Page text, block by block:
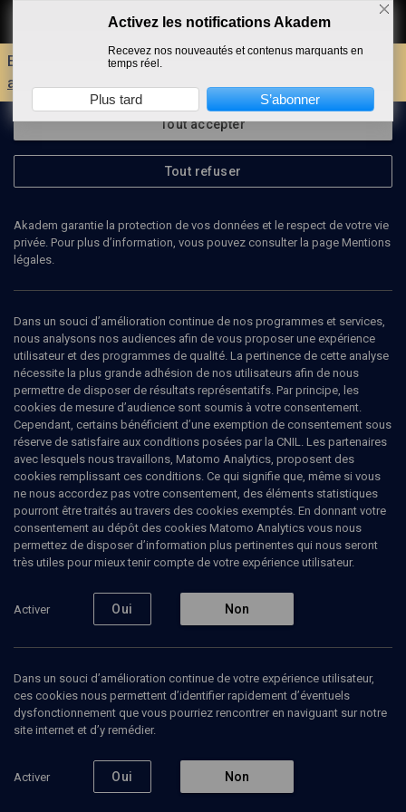
Faire un don
Envie d'encore plus d'AKADEM ?
Découvrez les
avantages d'un compte !
Ajouter Partager J’aime
Abonnez-vous à notre newsletter
Société La rédaction
Tout accepter
Tout refuser
Akadem garantie la protection de vos données et le respect de votre vie
privée. Pour plus d’information, vous pouvez consulter la page Mentions
légales.
Dans un souci d’amélioration continue de nos programmes et services,
nous analysons nos audiences afin de vous proposer une expérience
utilisateur et des programmes de qualité. La pertinence de cette analyse
nécessite la plus grande adhésion de nos utilisateurs afin de nous
permettre de disposer de résultats représentatifs. Par principe, les
cookies de mesure d’audience sont soumis à votre consentement.
Cependant, certains bénéficient d’une exemption de consentement sous
réserve de satisfaire aux conditions posées par la CNIL. Les partenaires
avec lesquels nous travaillons, Matomo Analytics, proposent des
cookies remplissant ces conditions. Ce qui signifie que, même si vous
ne nous accordez pas votre consentement, des éléments statistiques
pourront être traités au travers des cookies exemptés. En donnant votre
consentement au dépôt des cookies Matomo Analytics vous nous
permettez de disposer d’information plus pertinentes qui nous seront
très utiles pour mieux tenir compte de votre expérience utilisateur.
Activer Oui Non
Dans un souci d’amélioration continue de votre expérience utilisateur,
ces cookies nous permettent d’identifier rapidement d’éventuels
dysfonctionnement que vous pourriez rencontrer en naviguant sur notre
site internet et d’y remédier.
Activer Oui Non
Activez les notifications Akadem
Recevez nos nouveautés et contenus marquants en
temps réel.
Plus tard S’abonner